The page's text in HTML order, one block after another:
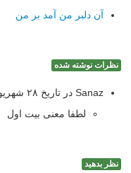
آن دلبر من آمد بر من
نظرات نوشته شده
Sanaz در تاریخ ۲۸ شهریور ۱۴۰۰ نوشته
لطفا معنی بیت اول
نظر بدهید